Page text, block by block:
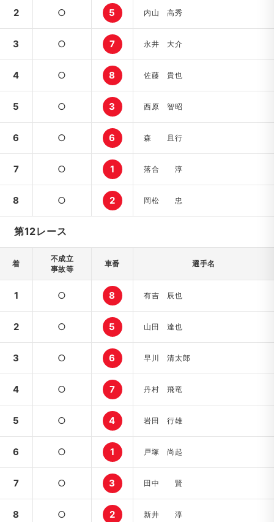
2 ○ 5 内山 高秀
3 ○ 7 永井 大介
4 ○ 8 佐藤 貴也
5 ○ 3 西原 智昭
6 ○ 6 森 且行
7 ○ 1 落合 淳
8 ○ 2 岡松 忠
第12レース
着
不成立
事故等
車番 選手名
1 ○ 8 有吉 辰也
2 ○ 5 山田 達也
3 ○ 6 早川 清太郎
4 ○ 7 丹村 飛竜
5 ○ 4 岩田 行雄
6 ○ 1 戸塚 尚起
7 ○ 3 田中 賢
8 ○ 2 新井 淳